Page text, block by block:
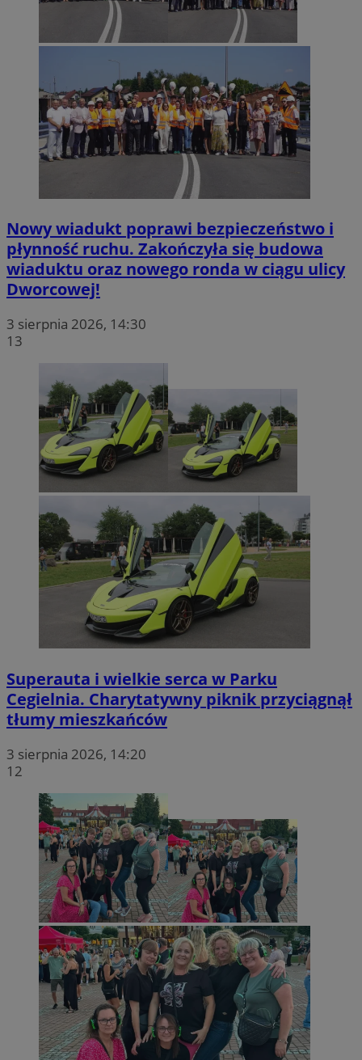
Nowy wiadukt poprawi bezpieczeństwo i
płynność ruchu. Zakończyła się budowa
wiaduktu oraz nowego ronda w ciągu ulicy
Dworcowej!
3 sierpnia 2026, 14:30
13
Superauta i wielkie serca w Parku
Cegielnia. Charytatywny piknik przyciągnął
tłumy mieszkańców
3 sierpnia 2026, 14:20
12